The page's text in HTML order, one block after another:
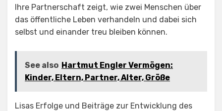
Ihre Partnerschaft zeigt, wie zwei Menschen über
das öffentliche Leben verhandeln und dabei sich
selbst und einander treu bleiben können.
See also Hartmut Engler Vermögen:
Kinder, Eltern, Partner, Alter, Größe
Lisas Erfolge und Beiträge zur Entwicklung des